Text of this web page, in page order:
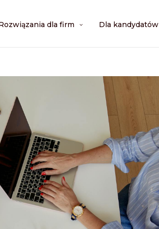
dla firm Dla kandydatów